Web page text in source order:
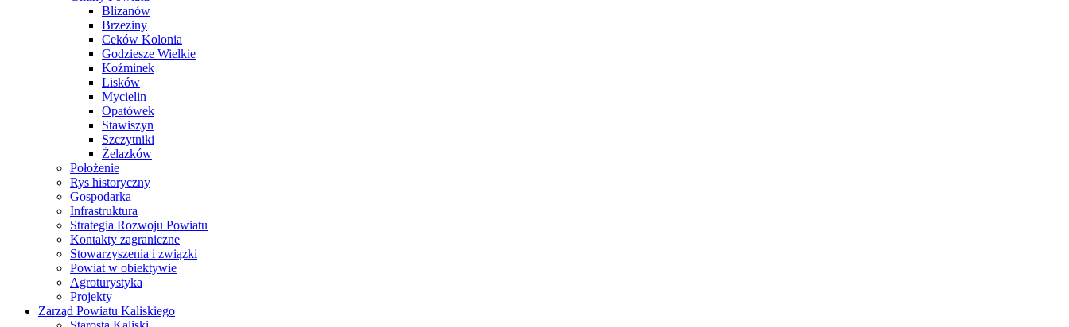
Blizanów
Brzeziny
Ceków Kolonia
Godziesze Wielkie
Koźminek
Lisków
Mycielin
Opatówek
Stawiszyn
Szczytniki
Żelazków
Położenie
Rys historyczny
Gospodarka
Infrastruktura
Strategia Rozwoju Powiatu
Kontakty zagraniczne
Stowarzyszenia i związki
Powiat w obiektywie
Agroturystyka
Projekty
Zarząd Powiatu Kaliskiego